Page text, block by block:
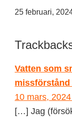
25 februari,
Reader
Vatten som
10 mars,
[…] Jag